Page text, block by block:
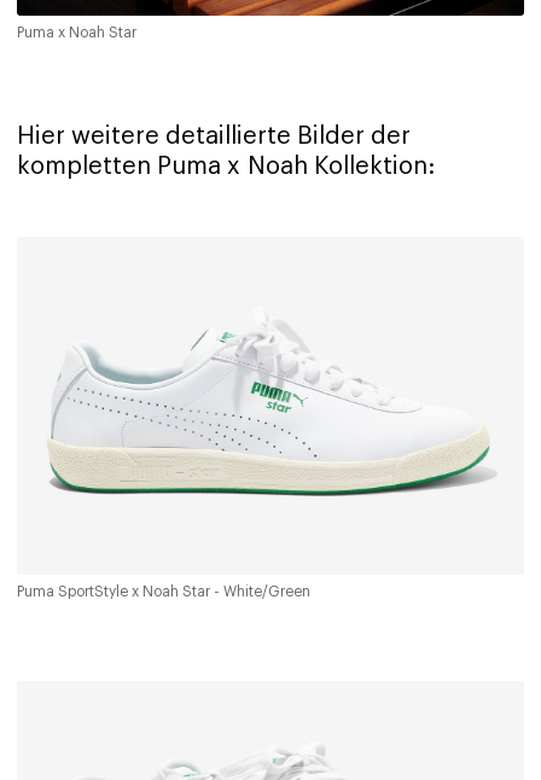
Puma x Noah Star
Hier weitere detaillierte Bilder der
kompletten Puma x Noah Kollektion:
Puma SportStyle x Noah Star - White/Green